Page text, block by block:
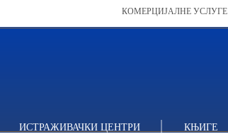
КОМЕРЦИЈАЛНЕ УСЛУГЕ
ИСТРАЖИВАЧКИ ЦЕНТРИ КЊИГЕ